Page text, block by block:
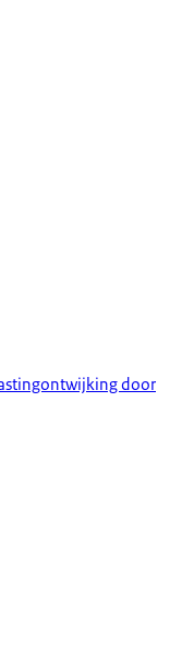
door